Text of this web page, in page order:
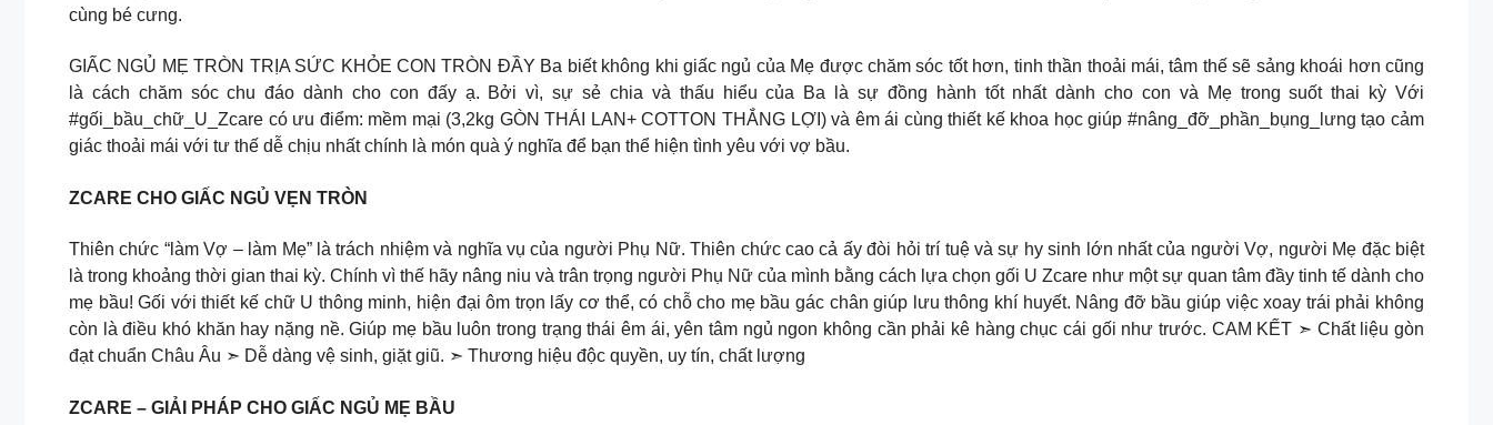
cùng bé cưng.
GIẤC NGỦ MẸ TRÒN TRỊA SỨC KHỎE CON TRÒN ĐẦY Ba biết không khi giấc ngủ của Mẹ được chăm sóc tốt hơn, tinh thần thoải mái, tâm thế sẽ sảng khoái hơn cũng
là cách chăm sóc chu đáo dành cho con đấy ạ. Bởi vì, sự sẻ chia và thấu hiểu của Ba là sự đồng hành tốt nhất dành cho con và Mẹ trong suốt thai kỳ Với
#gối_bầu_chữ_U_Zcare có ưu điểm: mềm mại (3,2kg GÒN THÁI LAN+ COTTON THẮNG LỢI) và êm ái cùng thiết kế khoa học giúp #nâng_đỡ_phần_bụng_lưng tạo cảm
giác thoải mái với tư thế dễ chịu nhất chính là món quà ý nghĩa để bạn thể hiện tình yêu với vợ bầu.
ZCARE CHO GIẤC NGỦ VẸN TRÒN
Thiên chức “làm Vợ – làm Mẹ” là trách nhiệm và nghĩa vụ của người Phụ Nữ. Thiên chức cao cả ấy đòi hỏi trí tuệ và sự hy sinh lớn nhất của người Vợ, người Mẹ đặc biệt
là trong khoảng thời gian thai kỳ. Chính vì thế hãy nâng niu và trân trọng người Phụ Nữ của mình bằng cách lựa chọn gối U Zcare như một sự quan tâm đầy tinh tế dành cho
mẹ bầu! Gối với thiết kế chữ U thông minh, hiện đại ôm trọn lấy cơ thể, có chỗ cho mẹ bầu gác chân giúp lưu thông khí huyết. Nâng đỡ bầu giúp việc xoay trái phải không
còn là điều khó khăn hay nặng nề. Giúp mẹ bầu luôn trong trạng thái êm ái, yên tâm ngủ ngon không cần phải kê hàng chục cái gối như trước. CAM KẾT ➣ Chất liệu gòn
đạt chuẩn Châu Âu ➣ Dễ dàng vệ sinh, giặt giũ. ➣ Thương hiệu độc quyền, uy tín, chất lượng
ZCARE – GIẢI PHÁP CHO GIẤC NGỦ MẸ BẦU